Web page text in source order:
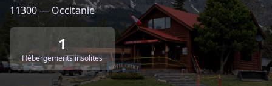
11300 — Occitanie
1
Hébergements insolites